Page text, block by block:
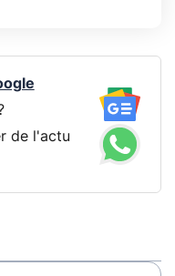
de l'actu